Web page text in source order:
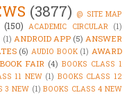
(3877) @ SITE MAP
(150) ACADEMIC CIRCULAR (1)
(1) ANDROID APP (5) ANSWER
(6) AUDIO BOOK (1) AWARD
BOOK FAIR (4) BOOKS CLASS 1
11 NEW (1) BOOKS CLASS 12
3 NEW (1) BOOKS CLASS 4 NEW